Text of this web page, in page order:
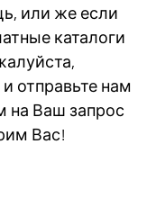
или же если
каталоги
отправьте нам
на Ваш запрос
Вас!